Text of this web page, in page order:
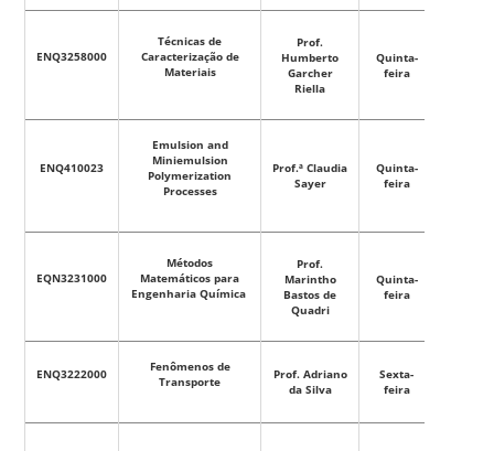
ENQ3258000
Técnicas de
Caracterização de
Materiais
Prof.
Humberto
Garcher
Riella
Quinta-
feira
ENQ410023
Emulsion and
Miniemulsion
Polymerization
Processes
Prof.ª Claudia
Sayer
Quinta-
feira
EQN3231000
Métodos
Matemáticos para
Engenharia Química
Prof.
Marintho
Bastos de
Quadri
Quinta-
feira
ENQ3222000
Fenômenos de
Transporte
Prof. Adriano
da Silva
Sexta-
feira